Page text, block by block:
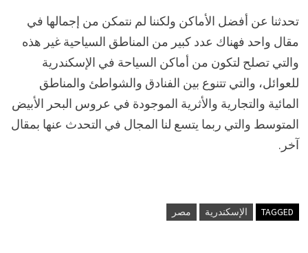
تحدثنا عن أفضل الأماكن ولكننا لم نتمكن من إجمالها في
مقال واحد فهناك عدد كبير من المناطق السياحية غير هذه
والتي تصلح لتكون من أماكن السياحة في الإسكندرية
للعوائل، والتي تتنوع بين الفنادق والشواطئ والمناطق
المائية والتجارية والأثرية الموجودة في عروس البحر الأبيض
المتوسط والتي ربما يتسع لنا المجال في التحدث عنها بمقال
آخر.
TAGGED الإسكندرية مصر